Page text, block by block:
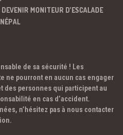
MONITEUR D’ESCALADE
de sa sécurité ! Les
ne pourront en aucun cas engager
des personnes qui participent au
en cas d’accident.
n’hésitez pas à nous contacter